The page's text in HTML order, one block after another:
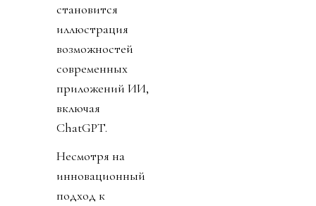
становится
иллюстрация
возможностей
современных
приложений ИИ,
включая
ChatGPT.
Несмотря на
инновационный
подход к